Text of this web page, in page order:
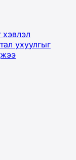
хэвлэл
ухуулгыг